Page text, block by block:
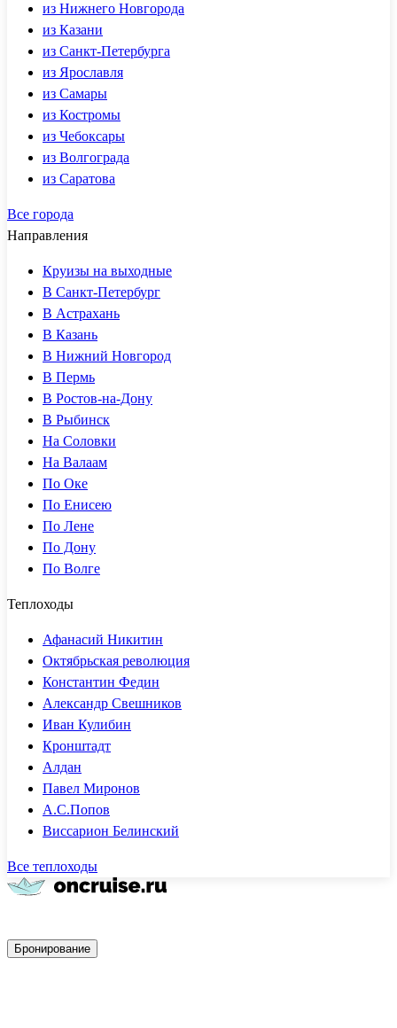
из Нижнего Новгорода
из Казани
из Санкт-Петербурга
из Ярославля
из Самары
из Костромы
из Чебоксары
из Волгограда
из Саратова
Все города
Направления
Круизы на выходные
В Санкт-Петербург
В Астрахань
В Казань
В Нижний Новгород
В Пермь
В Ростов-на-Дону
В Рыбинск
На Соловки
На Валаам
По Оке
По Енисею
По Лене
По Дону
По Волге
Теплоходы
Афанасий Никитин
Октябрьская революция
Константин Федин
Александр Свешников
Иван Кулибин
Кронштадт
Алдан
Павел Миронов
А.С.Попов
Виссарион Белинский
Все теплоходы
Бронирование